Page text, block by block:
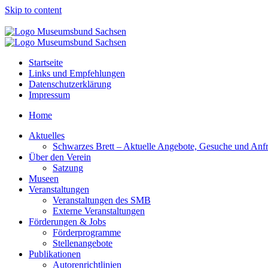
Skip to content
Startseite
Links und Empfehlungen
Datenschutzerklärung
Impressum
Home
Aktuelles
Schwarzes Brett – Aktuelle Angebote, Gesuche und
Über den Verein
Satzung
Museen
Veranstaltungen
Veranstaltungen des SMB
Externe Veranstaltungen
Förderungen & Jobs
Förderprogramme
Stellenangebote
Publikationen
Autorenrichtlinien